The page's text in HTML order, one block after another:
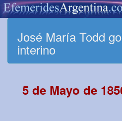
José María Todd
interino
5 de Mayo de